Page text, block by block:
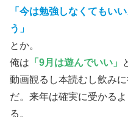
「今は勉強しなくてもい
う」
とか。
俺は 「9月は遊んでいい」
動画観るし本読むし飲み
だ。来年は確実に受かる
る。